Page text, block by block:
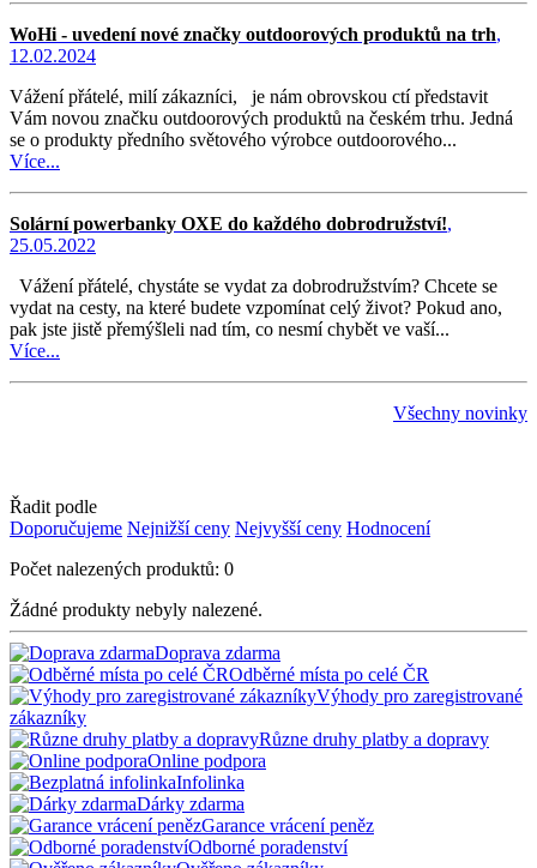
WoHi - uvedení nové značky outdoorových produktů na trh,
12.02.2024
Vážení přátelé, milí zákazníci, je nám obrovskou ctí představit
Vám novou značku outdoorových produktů na českém trhu. Jedná
se o produkty předního světového výrobce outdoorového...
Více...
Solární powerbanky OXE do každého dobrodružství!,
25.05.2022
Vážení přátelé, chystáte se vydat za dobrodružstvím? Chcete se
vydat na cesty, na které budete vzpomínat celý život? Pokud ano,
pak jste jistě přemýšleli nad tím, co nesmí chybět ve vaší...
Více...
Všechny novinky
Řadit podle
Doporučujeme Nejnižší ceny Nejvyšší ceny Hodnocení
Počet nalezených produktů: 0
Žádné produkty nebyly nalezené.
Doprava zdarma
Odběrné místa po celé ČR
Výhody pro zaregistrované
zákazníky
Různe druhy platby a dopravy
Online podpora
Infolinka
Dárky zdarma
Garance vrácení peněz
Odborné poradenství